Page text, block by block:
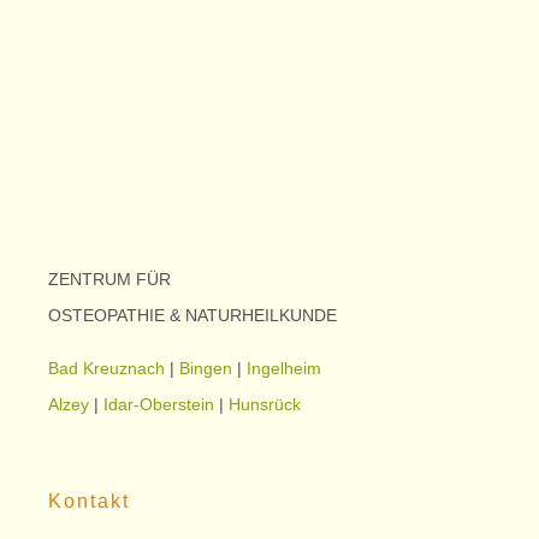
ZENTRUM FÜR
OSTEOPATHIE & NATURHEILKUNDE
Bad Kreuznach | Bingen | Ingelheim
Alzey| Idar-Oberstein | Hunsrück
Kontakt